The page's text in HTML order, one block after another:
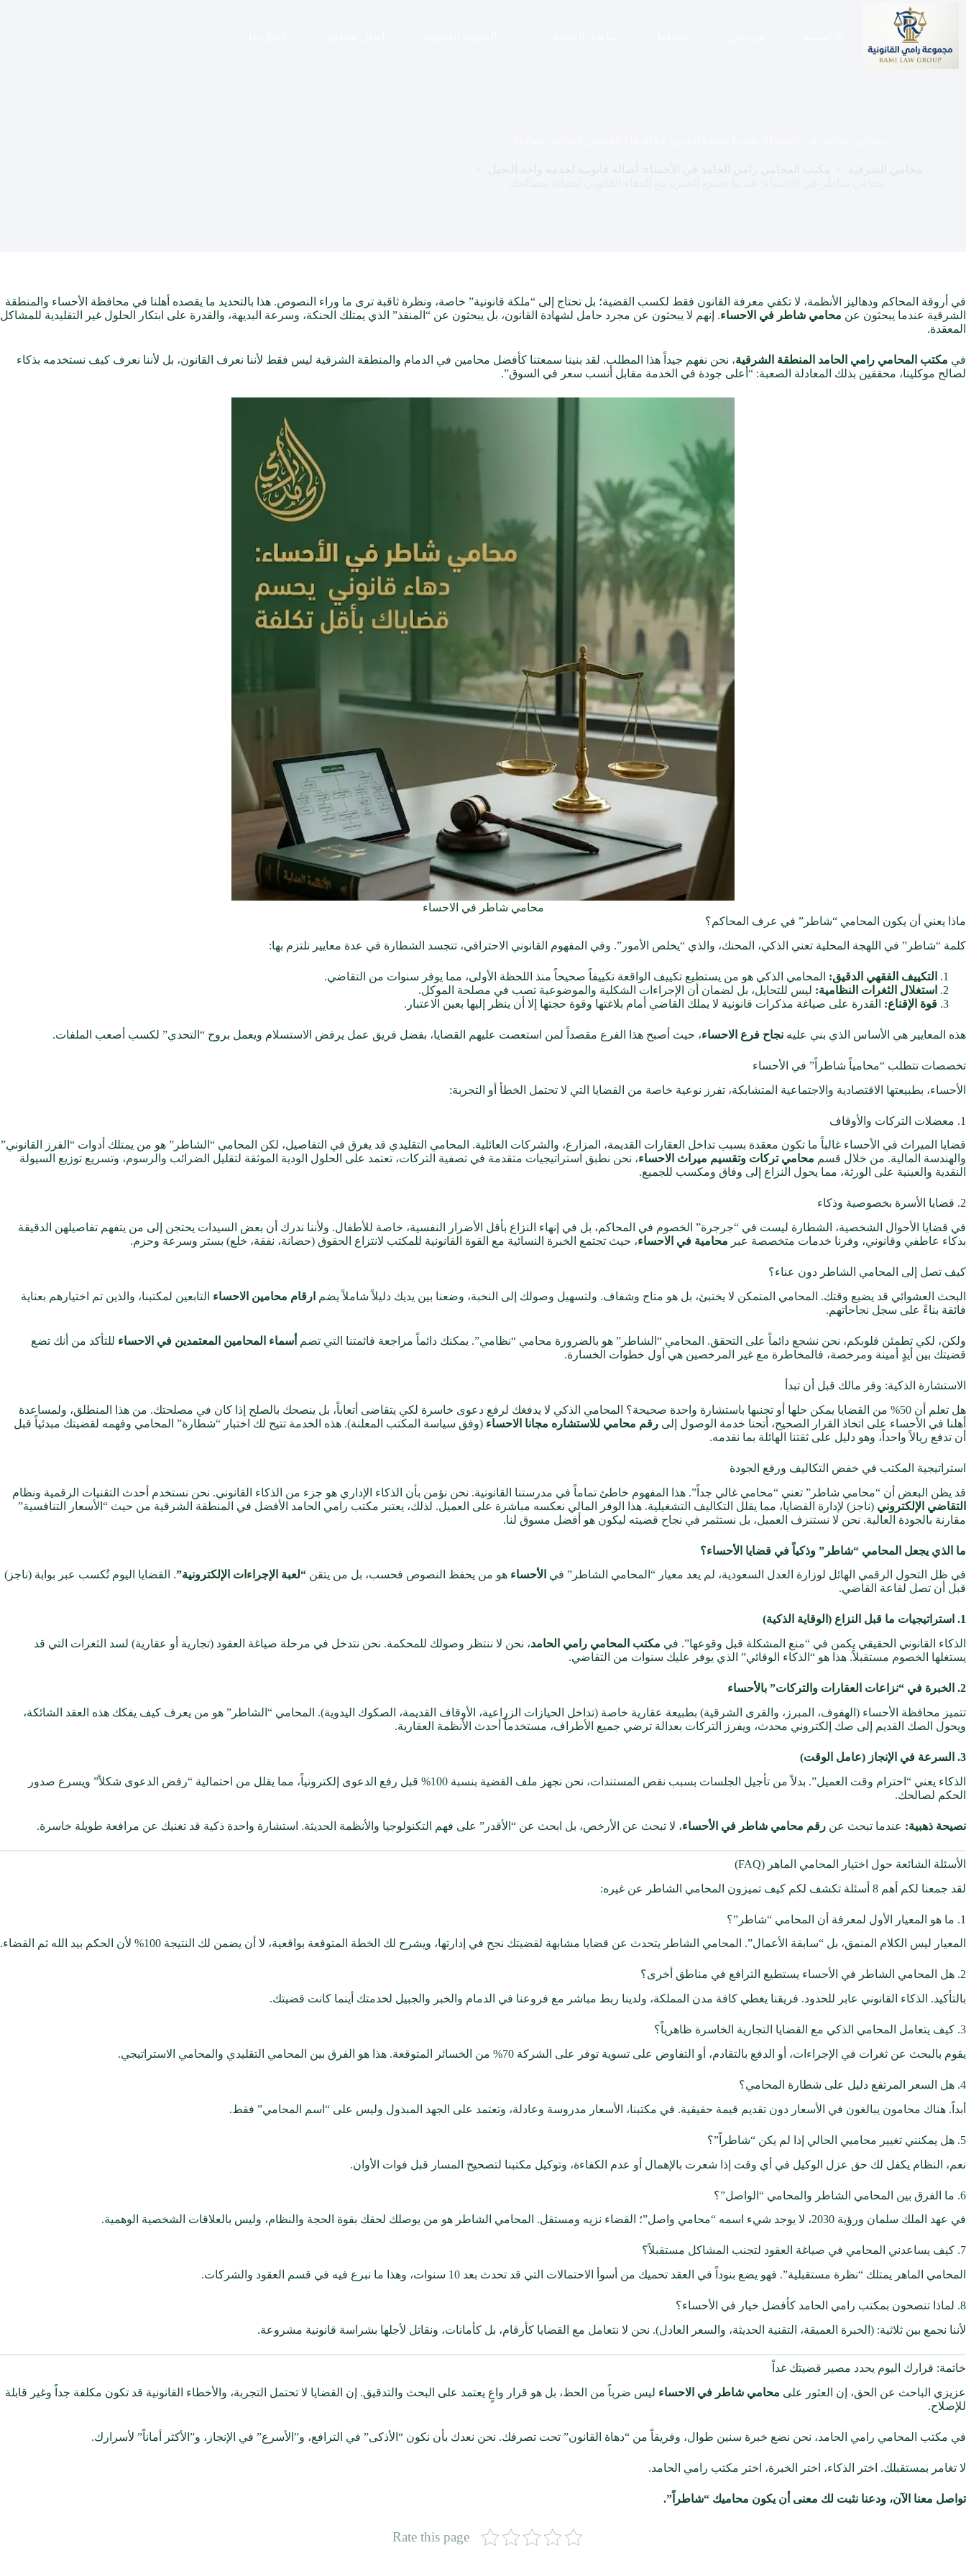
محامي الشرقية
مكتب المحامي رامي الحامد في الأحساء: أصالة قانونية لخدمة واحة النخيل
في أروقة المحاكم ودهاليز الأنظمة، لا تكفي معرفة القانون فقط لكسب القضية؛ بل تحتاج إلى “ملكة قانونية” خاصة، ونظرة ثاقبة ترى ما وراء النصوص. هذا بالتحديد ما يقصده أهلنا في محافظة الأحساء والمنطقة
الشرقية عندما يبحثون عن محامي شاطر في الاحساء. إنهم لا يبحثون عن مجرد حامل لشهادة القانون، بل يبحثون عن “المنقذ” الذي يمتلك الحنكة، وسرعة البديهة، والقدرة على ابتكار الحلول غير التقليدية للمشاكل
المعقدة.
في مكتب المحامي رامي الحامد المنطقة الشرقية، نحن نفهم جيداً هذا المطلب. لقد بنينا سمعتنا كأفضل محامين في الدمام والمنطقة الشرقية ليس فقط لأننا نعرف القانون، بل لأننا نعرف كيف نستخدمه بذكاء
لصالح موكلينا، محققين بذلك المعادلة الصعبة: “أعلى جودة في الخدمة مقابل أنسب سعر في السوق”.
محامي شاطر في الاحساء
ماذا يعني أن يكون المحامي “شاطر” في عرف المحاكم؟
كلمة “شاطر” في اللهجة المحلية تعني الذكي، المحنك، والذي “يخلص الأمور”. وفي المفهوم القانوني الاحترافي، تتجسد الشطارة في عدة معايير نلتزم بها:
التكييف الفقهي الدقيق: المحامي الذكي هو من يستطيع تكييف الواقعة تكييفاً صحيحاً منذ اللحظة الأولى، مما يوفر سنوات من التقاضي.
استغلال الثغرات النظامية: ليس للتحايل، بل لضمان أن الإجراءات الشكلية والموضوعية تصب في مصلحة الموكل.
قوة الإقناع: القدرة على صياغة مذكرات قانونية لا يملك القاضي أمام بلاغتها وقوة حجتها إلا أن ينظر إليها بعين الاعتبار.
هذه المعايير هي الأساس الذي بني عليه نجاح فرع الاحساء، حيث أصبح هذا الفرع مقصداً لمن استعصت عليهم القضايا، بفضل فريق عمل يرفض الاستسلام ويعمل بروح “التحدي” لكسب أصعب الملفات.
تخصصات تتطلب “محامياً شاطراً” في الأحساء
الأحساء، بطبيعتها الاقتصادية والاجتماعية المتشابكة، تفرز نوعية خاصة من القضايا التي لا تحتمل الخطأ أو التجربة:
1. معضلات التركات والأوقاف
قضايا الميراث في الأحساء غالباً ما تكون معقدة بسبب تداخل العقارات القديمة، المزارع، والشركات العائلية. المحامي التقليدي قد يغرق في التفاصيل، لكن المحامي “الشاطر” هو من يمتلك أدوات “الفرز القانوني”
والهندسة المالية. من خلال قسم محامي تركات وتقسيم ميراث الاحساء، نحن نطبق استراتيجيات متقدمة في تصفية التركات، تعتمد على الحلول الودية الموثقة لتقليل الضرائب والرسوم، وتسريع توزيع السيولة
النقدية والعينية على الورثة، مما يحول النزاع إلى وفاق ومكسب للجميع.
2. قضايا الأسرة بخصوصية وذكاء
في قضايا الأحوال الشخصية، الشطارة ليست في “جرجرة” الخصوم في المحاكم، بل في إنهاء النزاع بأقل الأضرار النفسية، خاصة للأطفال. ولأننا ندرك أن بعض السيدات يحتجن إلى من يتفهم تفاصيلهن الدقيقة
بذكاء عاطفي وقانوني، وفرنا خدمات متخصصة عبر محامية في الاحساء، حيث تجتمع الخبرة النسائية مع القوة القانونية للمكتب لانتزاع الحقوق (حضانة، نفقة، خلع) بستر وسرعة وحزم.
كيف تصل إلى المحامي الشاطر دون عناء؟
البحث العشوائي قد يضيع وقتك. المحامي المتمكن لا يختبئ، بل هو متاح وشفاف. ولتسهيل وصولك إلى النخبة، وضعنا بين يديك دليلاً شاملاً يضم ارقام محامين الاحساء التابعين لمكتبنا، والذين تم اختيارهم بعناية
فائقة بناءً على سجل نجاحاتهم.
ولكن، لكي تطمئن قلوبكم، نحن نشجع دائماً على التحقق. المحامي “الشاطر” هو بالضرورة محامي “نظامي”. يمكنك دائماً مراجعة قائمتنا التي تضم أسماء المحامين المعتمدين في الاحساء للتأكد من أنك تضع
قضيتك بين أيدٍ أمينة ومرخصة، فالمخاطرة مع غير المرخصين هي أول خطوات الخسارة.
الاستشارة الذكية: وفر مالك قبل أن تبدأ
هل تعلم أن 50% من القضايا يمكن حلها أو تجنبها باستشارة واحدة صحيحة؟ المحامي الذكي لا يدفغك لرفع دعوى خاسرة لكي يتقاضى أتعاباً، بل ينصحك بالصلح إذا كان في مصلحتك. من هذا المنطلق، ولمساعدة
أهلنا في الأحساء على اتخاذ القرار الصحيح، أتحنا خدمة الوصول إلى رقم محامي للاستشاره مجانا الاحساء (وفق سياسة المكتب المعلنة). هذه الخدمة تتيح لك اختبار “شطارة” المحامي وفهمه لقضيتك مبدئياً قبل
أن تدفع ريالاً واحداً، وهو دليل على ثقتنا الهائلة بما نقدمه.
استراتيجية المكتب في خفض التكاليف ورفع الجودة
قد يظن البعض أن “محامي شاطر” تعني “محامي غالي جداً”. هذا المفهوم خاطئ تماماً في مدرستنا القانونية. نحن نؤمن بأن الذكاء الإداري هو جزء من الذكاء القانوني. نحن نستخدم أحدث التقنيات الرقمية ونظام
التقاضي الإلكتروني (ناجز) لإدارة القضايا، مما يقلل التكاليف التشغيلية. هذا الوفر المالي نعكسه مباشرة على العميل. لذلك، يعتبر مكتب رامي الحامد الأفضل في المنطقة الشرقية من حيث “الأسعار التنافسية”
مقارنة بالجودة العالية. نحن لا نستنزف العميل، بل نستثمر في نجاح قضيته ليكون هو أفضل مسوق لنا.
ما الذي يجعل المحامي “شاطر” وذكياً في قضايا الأحساء؟
في ظل التحول الرقمي الهائل لوزارة العدل السعودية، لم يعد معيار “المحامي الشاطر” في الأحساء هو من يحفظ النصوص فحسب، بل من يتقن “لعبة الإجراءات الإلكترونية”. القضايا اليوم تُكسب عبر بوابة (ناجز)
قبل أن تصل لقاعة القاضي.
1. استراتيجيات ما قبل النزاع (الوقاية الذكية)
الذكاء القانوني الحقيقي يكمن في “منع المشكلة قبل وقوعها”. في مكتب المحامي رامي الحامد، نحن لا ننتظر وصولك للمحكمة. نحن نتدخل في مرحلة صياغة العقود (تجارية أو عقارية) لسد الثغرات التي قد
يستغلها الخصوم مستقبلاً. هذا هو “الذكاء الوقائي” الذي يوفر عليك سنوات من التقاضي.
2. الخبرة في “نزاعات العقارات والتركات” بالأحساء
تتميز محافظة الأحساء (الهفوف، المبرز، والقرى الشرقية) بطبيعة عقارية خاصة (تداخل الحيازات الزراعية، الأوقاف القديمة، الصكوك اليدوية). المحامي “الشاطر” هو من يعرف كيف يفكك هذه العقد الشائكة،
ويحول الصك القديم إلى صك إلكتروني محدث، ويفرز التركات بعدالة ترضي جميع الأطراف، مستخدماً أحدث الأنظمة العقارية.
3. السرعة في الإنجاز (عامل الوقت)
الذكاء يعني “احترام وقت العميل”. بدلاً من تأجيل الجلسات بسبب نقص المستندات، نحن نجهز ملف القضية بنسبة 100% قبل رفع الدعوى إلكترونياً، مما يقلل من احتمالية “رفض الدعوى شكلاً” ويسرع صدور
الحكم لصالحك.
نصيحة ذهبية: عندما تبحث عن رقم محامي شاطر في الأحساء، لا تبحث عن الأرخص، بل ابحث عن “الأقدر” على فهم التكنولوجيا والأنظمة الحديثة. استشارة واحدة ذكية قد تغنيك عن مرافعة طويلة خاسرة.
الأسئلة الشائعة حول اختيار المحامي الماهر (FAQ)
لقد جمعنا لكم أهم 8 أسئلة تكشف لكم كيف تميزون المحامي الشاطر عن غيره:
1. ما هو المعيار الأول لمعرفة أن المحامي “شاطر”؟
المعيار ليس الكلام المنمق، بل “سابقة الأعمال”. المحامي الشاطر يتحدث عن قضايا مشابهة لقضيتك نجح في إدارتها، ويشرح لك الخطة المتوقعة بواقعية، لا أن يضمن لك النتيجة 100% لأن الحكم بيد الله ثم القضاء.
2. هل المحامي الشاطر في الأحساء يستطيع الترافع في مناطق أخرى؟
بالتأكيد. الذكاء القانوني عابر للحدود. فريقنا يغطي كافة مدن المملكة، ولدينا ربط مباشر مع فروعنا في الدمام والخبر والجبيل لخدمتك أينما كانت قضيتك.
3. كيف يتعامل المحامي الذكي مع القضايا التجارية الخاسرة ظاهرياً؟
يقوم بالبحث عن ثغرات في الإجراءات، أو الدفع بالتقادم، أو التفاوض على تسوية توفر على الشركة 70% من الخسائر المتوقعة. هذا هو الفرق بين المحامي التقليدي والمحامي الاستراتيجي.
4. هل السعر المرتفع دليل على شطارة المحامي؟
أبداً. هناك محامون يبالغون في الأسعار دون تقديم قيمة حقيقية. في مكتبنا، الأسعار مدروسة وعادلة، وتعتمد على الجهد المبذول وليس على “اسم المحامي” فقط.
5. هل يمكنني تغيير محاميي الحالي إذا لم يكن “شاطراً”؟
نعم، النظام يكفل لك حق عزل الوكيل في أي وقت إذا شعرت بالإهمال أو عدم الكفاءة، وتوكيل مكتبنا لتصحيح المسار قبل فوات الأوان.
6. ما الفرق بين المحامي الشاطر والمحامي “الواصل”؟
في عهد الملك سلمان ورؤية 2030، لا يوجد شيء اسمه “محامي واصل”؛ القضاء نزيه ومستقل. المحامي الشاطر هو من يوصلك لحقك بقوة الحجة والنظام، وليس بالعلاقات الشخصية الوهمية.
7. كيف يساعدني المحامي في صياغة العقود لتجنب المشاكل مستقبلاً؟
المحامي الماهر يمتلك “نظرة مستقبلية”. فهو يضع بنوداً في العقد تحميك من أسوأ الاحتمالات التي قد تحدث بعد 10 سنوات، وهذا ما نبرع فيه في قسم العقود والشركات.
8. لماذا تنصحون بمكتب رامي الحامد كأفضل خيار في الأحساء؟
لأننا نجمع بين ثلاثية: (الخبرة العميقة، التقنية الحديثة، والسعر العادل). نحن لا نتعامل مع القضايا كأرقام، بل كأمانات، ونقاتل لأجلها بشراسة قانونية مشروعة.
خاتمة: قرارك اليوم يحدد مصير قضيتك غداً
عزيزي الباحث عن الحق، إن العثور على محامي شاطر في الاحساء ليس ضرباً من الحظ، بل هو قرار واعٍ يعتمد على البحث والتدقيق. إن القضايا لا تحتمل التجربة، والأخطاء القانونية قد تكون مكلفة جداً وغير قابلة
للإصلاح.
في مكتب المحامي رامي الحامد، نحن نضع خبرة سنين طوال، وفريقاً من “دهاة القانون” تحت تصرفك. نحن نعدك بأن نكون “الأذكى” في الترافع، و”الأسرع” في الإنجاز، و”الأكثر أماناً” لأسرارك.
لا تغامر بمستقبلك. اختر الذكاء، اختر الخبرة، اختر مكتب رامي الحامد.
تواصل معنا الآن، ودعنا نثبت لك معنى أن يكون محاميك “شاطراً”.
Rate this page